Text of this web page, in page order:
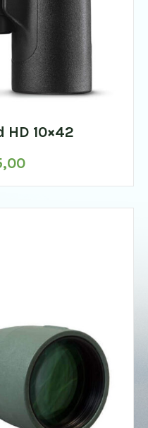
HD 10×42